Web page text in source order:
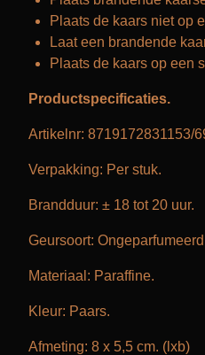
Plaats de kaars niet op
Laat een brandende
Plaats de kaars op een
Productspecificaties.
Artikelnr: 8719172831153/
Verpakking: Per stuk.
Brandduur: ± 18 tot 20 uur.
Geursoort:
Materiaal: Paraffine.
Kleur: Paars.
Afmeting: 8 x 5,5 cm. (lxb)